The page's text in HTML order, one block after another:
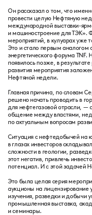
Он рассказал о том, что
провести целую Нефтяную
международной выставки-
и машиностроение для ТЭК».
мероприятий, в кулуарах уже
Это и стало первым
энергетического форума
появилось позже, в
развития мероприятия
Нефтяной недели.
Главная причина, по словам
решено начать проводить в
для нефтегазовой отрасли, —
общение между властями,
по актуальным вопросам
Ситуация с нефтедобычей на
в глазах инвесторов
сложности в геологии,
этот негатив, привлечь
потенциал. И с этой задачей
Это была целая серия
аукционы на лицензирование
изучения, разведки и добычи
промышленная выставка,
и семинары.